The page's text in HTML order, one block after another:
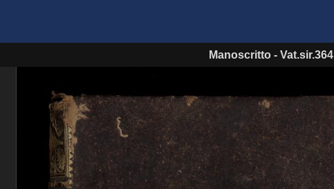
Manoscritto - Vat.sir.364